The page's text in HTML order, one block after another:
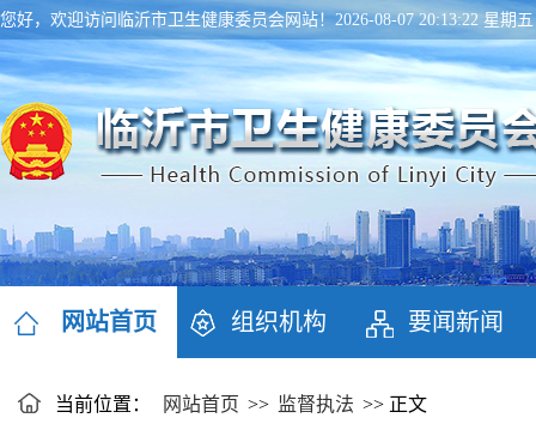
您好，欢迎访问临沂市卫生健康委员会网站！2026-08-07 20:13:22 星期五
网站首页 组织机构 要闻新闻
当前位置： 网站首页 >> 监督执法 >> 正文